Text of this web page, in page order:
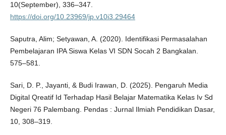
10(September), 336–347.
https://doi.org/10.23969/jp.v10i3.29464
Saputra, Alim; Setyawan, A. (2020). Identifikasi Permasalahan
Pembelajaran IPA Siswa Kelas VI SDN Socah 2 Bangkalan.
575–581.
Sari, D. P., Jayanti, & Budi Irawan, D. (2025). Pengaruh Media
Digital Qreatif Id Terhadap Hasil Belajar Matematika Kelas Iv Sd
Negeri 76 Palembang. Pendas : Jurnal Ilmiah Pendidikan Dasar,
10, 308–319.